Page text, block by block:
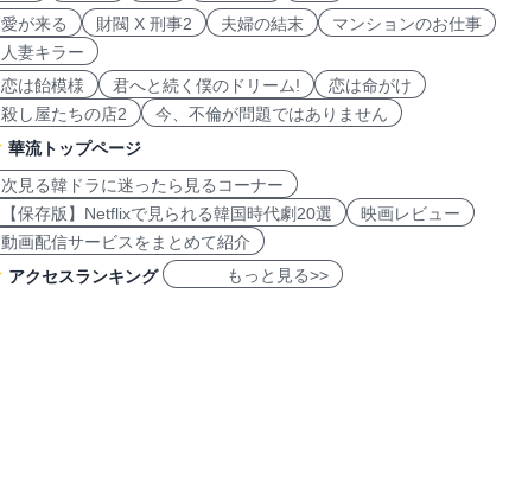
愛が来る
財閥 X 刑事2 夫婦の結末
マンションのお仕事
人妻キラー
恋は飴模様
君へと続く僕のドリーム!
恋は命がけ
殺し屋たちの店2
今、不倫が問題ではありません
華流トップページ
次見る韓ドラに迷ったら見るコーナー
【保存版】Netflixで見られる韓国時代劇20選
映画レビュー
動画配信サービスをまとめて紹介
アクセスランキング
もっと見る>>